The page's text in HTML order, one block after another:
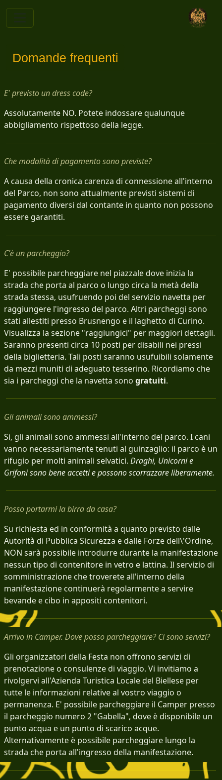
Domande frequenti
E' previsto un dress code?
Assolutamente NO. Potete indossare qualunque
abbigliamento rispettoso della legge.
Che modalità di pagamento sono previste?
A causa della cronica carenza di connessione all'interno
del Parco, non sono attualmente previsti sistemi di
pagamento diversi dal contante in quanto non possono
essere garantiti.
C'è un parcheggio?
E' possibile parcheggiare nel piazzale dove inizia la
strada che porta al parco o lungo circa la metà della
strada stessa, usufruendo poi del servizio navetta per
raggiungere l'ingresso del parco. Altri parcheggi sono
stati allestiti presso Brusnengo e il laghetto di Curino.
Visualizza la sezione "raggiungici" per maggiori dettagli.
Saranno presenti circa 10 posti per disabili nei pressi
della biglietteria. Tali posti saranno usufuibili solamente
da mezzi muniti di adeguato tesserino. Ricordiamo che
sia i parcheggi che la navetta sono gratuiti.
Gli animali sono ammessi?
Si, gli animali sono ammessi all'interno del parco. I cani
vanno necessariamente tenuti al guinzaglio: il parco è un
rifugio per molti animali selvatici. Draghi, Unicorni e
Grifoni sono bene accetti e possono scorrazzare liberamente.
Posso portarmi la birra da casa?
Su richiesta ed in conformità a quanto previsto dalle
Autorità di Pubblica Sicurezza e dalle Forze dell\'Ordine,
NON sarà possibile introdurre durante la manifestazione
nessun tipo di contenitore in vetro e lattina. Il servizio di
somministrazione che troverete all'interno della
manifestazione continuerà regolarmente a servire
bevande e cibo in appositi contenitori.
Arrivo in Camper. Dove posso parcheggiare? Ci sono servizi?
Gli organizzatori della Festa non offrono servizi di
prenotazione o consulenze di viaggio. Vi invitiamo a
rivolgervi all'Azienda Turistica Locale del Biellese per
tutte le informazioni relative al vostro viaggio o
permanenza. E' possibile parcheggiare il Camper presso
il parcheggio numero 2 "Gabella", dove è disponibile un
punto acqua e un punto di scarico acque.
Alternativamente è possibile parcheggiare lungo la
strada che porta all'ingresso della manifestazione.